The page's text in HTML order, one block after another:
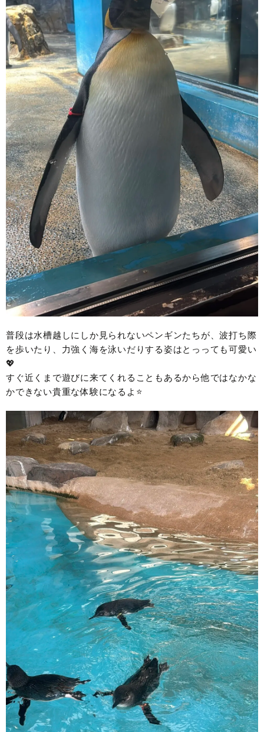
普段は水槽越しにしか見られないペンギンたちが、波打ち際
を歩いたり、力強く海を泳いだりする姿はとっっても可愛い
💖
すぐ近くまで遊びに来てくれることもあるから他ではなかな
かできない貴重な体験になるよ⭐️